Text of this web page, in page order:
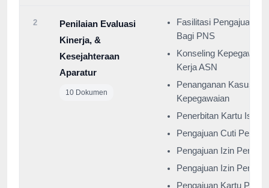
2
Penilaian Evaluasi
Kinerja, &
Kesejahteraan
Aparatur
10 Dokumen
Fasilitasi Pengajuan
Bagi PNS
Konseling
Kerja ASN
Penanganan Kasus
Kepegawaian
Penerbitan Kartu Istri
Pengajuan Cuti
Pengajuan Izin
Pengajuan Izin
Pengajuan Kartu